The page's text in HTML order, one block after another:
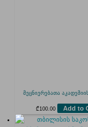
მეცნიერებათა
₾ 100.00 Add to